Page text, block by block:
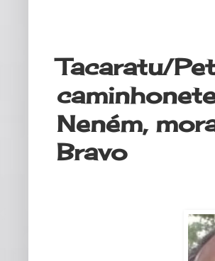
Tacaratu/
Neném,
Bravo